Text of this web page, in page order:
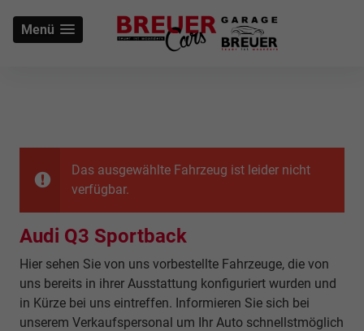
Menü
Das ausgewählte Fahrzeug ist leider nicht
verfügbar.
Audi Q3 Sportback
Hier sehen Sie von uns vorbestellte Fahrzeuge, die von
uns bereits in ihrer Ausstattung konfiguriert wurden und
in Kürze bei uns eintreffen. Informieren Sie sich bei
unserem Verkaufspersonal um Ihr Auto schnellstmöglich